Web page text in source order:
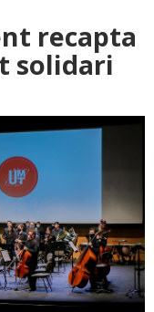
recapta
solidari